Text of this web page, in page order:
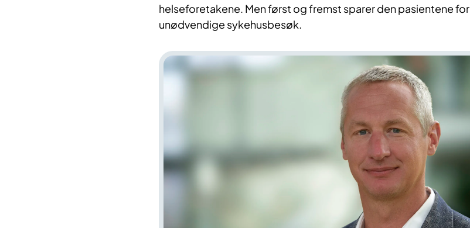
helseforetakene. Men først og fremst sparer den pasientene for
unødvendige sykehusbesøk.